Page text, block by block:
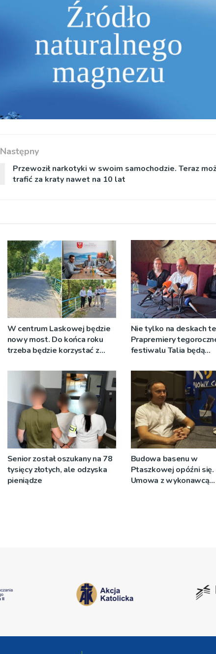
Następny
Przewoził narkotyki w swoim samochodzie. Teraz
trafić za kraty nawet na 10 lat
W centrum Laskowej będzie
nowy most. Do końca roku
trzeba będzie korzystać z
Nie tylko na deskach
Prapremiery
festiwalu Talia będą
niecodziennych
okolicznościach
Senior został oszukany na 78
tysięcy złotych, ale odzyska
pieniądze
Budowa basenu w
Ptaszkowej opóźni się.
Umowa z wykonawcą